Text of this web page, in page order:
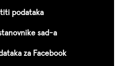
podataka
sad-a
za Facebook